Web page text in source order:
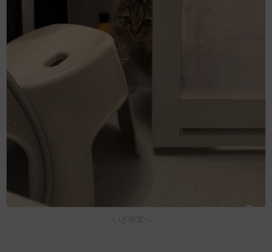
いざ浴室へ…